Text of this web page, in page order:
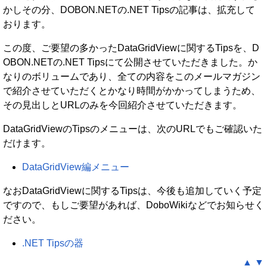
かしその分、DOBON.NETの.NET Tipsの記事は、拡充して
おります。
この度、ご要望の多かったDataGridViewに関するTipsを、D
OBON.NETの.NET Tipsにて公開させていただきました。か
なりのボリュームであり、全ての内容をこのメールマガジン
で紹介させていただくとかなり時間がかかってしまうため、
その見出しとURLのみを今回紹介させていただきます。
DataGridViewのTipsのメニューは、次のURLでもご確認いた
だけます。
DataGridView編メニュー
なおDataGridViewに関するTipsは、今後も追加していく予定
ですので、もしご要望があれば、DoboWikiなどでお知らせく
ださい。
.NET Tipsの器
▲
▼